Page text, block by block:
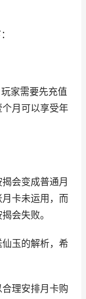
家需要先充值
月可以享受年
会变成普通月
卡未运用，而
会失败。
玉的解析，希
理安排月卡购